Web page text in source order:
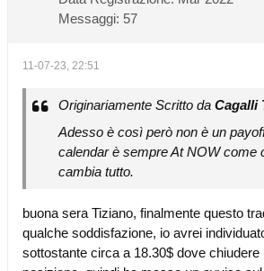
Messaggi: 57
11-07-23, 22:51
Originariamente Scritto da Cagalli
Adesso è così però non è un
calendar è sempre At NOW come
cambia tutto.
buona sera Tiziano, finalmente questo
qualche soddisfazione, io avrei
sottostante circa a 18.30$ dove chiudere